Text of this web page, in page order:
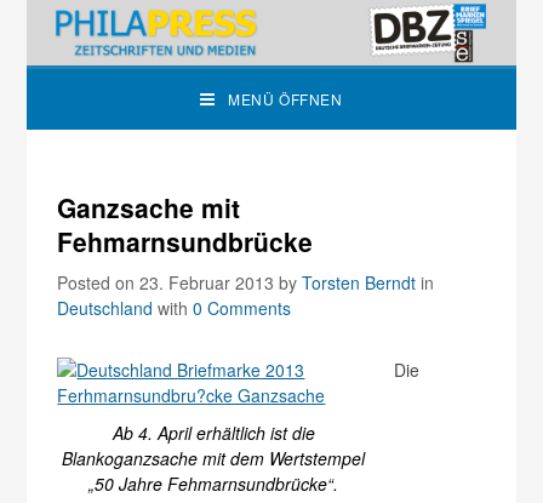
MENÜ ÖFFNEN
Ganzsache mit
Fehmarnsundbrücke
Posted on 23. Februar 2013byTorsten Berndt in
Deutschland with0 Comments
Ab 4. April erhältlich ist die
Blankoganzsache mit dem Wertstempel
„50 Jahre Fehmarnsundbrücke“.
Die